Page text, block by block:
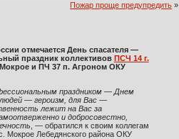
Пожар проще предупредить »
отмечается День спасателя —
праздник коллективов ПСЧ 14 г.
и ПЧ 37 п. Агроном ОКУ
праздником — Днем
— героизм, для Вас —
лежит на Вас за
и добросовестно,
, — обратился к своим коллегам
Мокрое Лебедянского района ОКУ